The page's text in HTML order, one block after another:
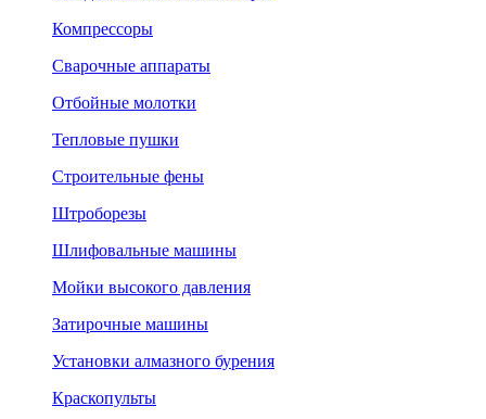
Компрессоры
Сварочные аппараты
Отбойные молотки
Тепловые пушки
Строительные фены
Штроборезы
Шлифовальные машины
Мойки высокого давления
Затирочные машины
Установки алмазного бурения
Краскопульты